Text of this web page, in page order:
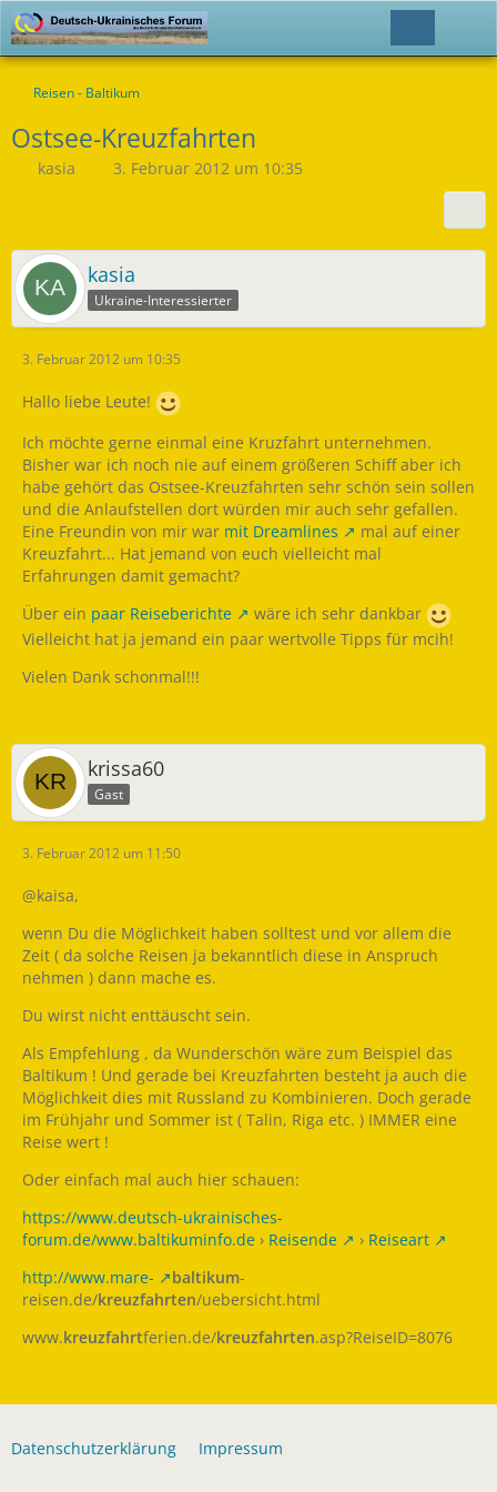
Reisen - Baltikum
Ostsee-Kreuzfahrten
kasia 3. Februar 2012 um 10:35
kasia
Ukraine-Interessierter
3. Februar 2012 um 10:35
Hallo liebe Leute!
Ich möchte gerne einmal eine Kruzfahrt unternehmen.
Bisher war ich noch nie auf einem größeren Schiff aber ich
habe gehört das Ostsee-Kreuzfahrten sehr schön sein sollen
und die Anlaufstellen dort würden mir auch sehr gefallen.
Eine Freundin von mir war mit Dreamlines
mal auf einer
Kreuzfahrt... Hat jemand von euch vielleicht mal
Erfahrungen damit gemacht?
Über ein paar Reiseberichte
wäre ich sehr dankbar
Vielleicht hat ja jemand ein paar wertvolle Tipps für mcih!
Vielen Dank schonmal!!!
krissa60
Gast
3. Februar 2012 um 11:50
@kaisa,
wenn Du die Möglichkeit haben solltest und vor allem die
Zeit ( da solche Reisen ja bekanntlich diese in Anspruch
nehmen ) dann mache es.
Du wirst nicht enttäuscht sein.
Als Empfehlung , da Wunderschön wäre zum Beispiel das
Baltikum ! Und gerade bei Kreuzfahrten besteht ja auch die
Möglichkeit dies mit Russland zu Kombinieren. Doch gerade
im Frühjahr und Sommer ist ( Talin, Riga etc. ) IMMER eine
Reise wert !
Oder einfach mal auch hier schauen:
https://www.deutsch-ukrainisches-
forum.de/www.baltikuminfo.de › Reisende › Reiseart
http://www.mare-
baltikum-
reisen.de/kreuzfahrten/uebersicht.html
www.kreuzfahrtferien.de/kreuzfahrten.asp?ReiseID=8076
Datenschutzerklärung Impressum